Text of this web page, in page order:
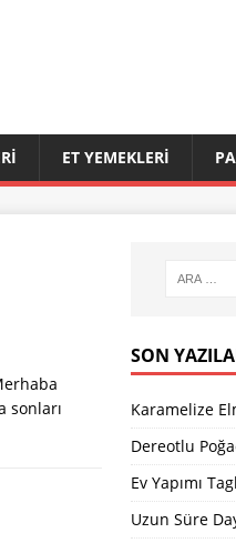
ET YEMEKLERI
sonları
SON
Karamelize
Dereotlu
Ev Yapımı
Uzun Süre